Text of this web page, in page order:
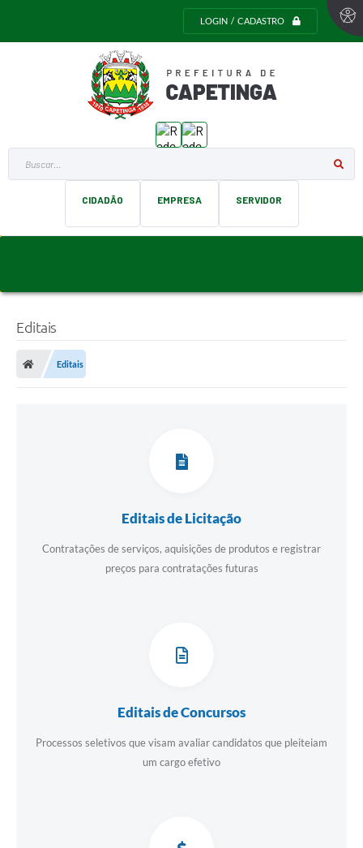
LOGIN / CADASTRO
Buscar...
CIDADÃO EMPRESA SERVIDOR
Editais
Editais
Editais de Licitação
Contratações de serviços, aquisições de produtos e registrar
preços para contratações futuras
Editais de Concursos
Processos seletivos que visam avaliar candidatos que pleiteiam
um cargo efetivo